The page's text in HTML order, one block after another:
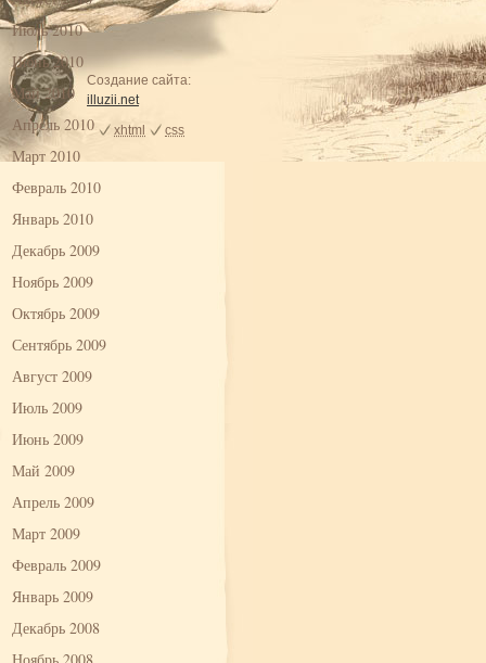
Июль 2010
Июнь 2010
Май 2010
Апрель 2010
Март 2010
Февраль 2010
Январь 2010
Декабрь 2009
Ноябрь 2009
Октябрь 2009
Сентябрь 2009
Август 2009
Июль 2009
Июнь 2009
Май 2009
Апрель 2009
Март 2009
Февраль 2009
Январь 2009
Декабрь 2008
Создание сайта:
illuzii.net
xhtml
css